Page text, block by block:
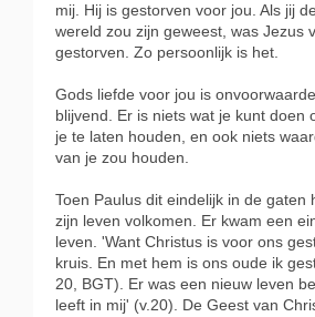
mij. Hij is gestorven voor jou. Als jij
wereld zou zijn geweest, was Jezus
gestorven. Zo persoonlijk is het.
Gods liefde voor jou is
blijvend. Er is niets wat je kunt doen
je te laten houden, en ook niets
van je zou houden.
Toen Paulus dit eindelijk in de gaten
zijn leven volkomen. Er kwam een
leven. 'Want Christus is voor ons
kruis. En met hem is ons oude ik
20, BGT). Er was een nieuw leven
leeft in mij' (v.20). De Geest van